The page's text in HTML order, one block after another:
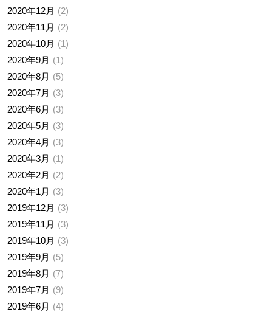
2020年12月
2
2020年11月
2
2020年10月
1
2020年9月
1
2020年8月
5
2020年7月
3
2020年6月
3
2020年5月
3
2020年4月
3
2020年3月
1
2020年2月
2
2020年1月
3
2019年12月
3
2019年11月
3
2019年10月
3
2019年9月
5
2019年8月
7
2019年7月
9
2019年6月
4